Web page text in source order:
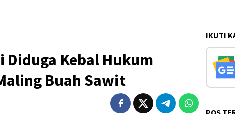
Diduga Kebal Hukum
Buah Sawit
IKUTI